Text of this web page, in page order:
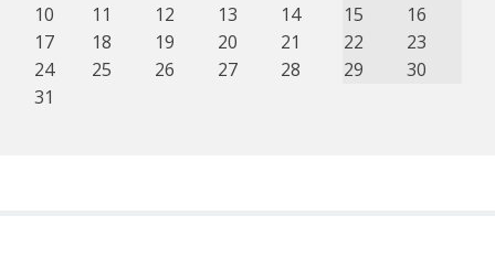
10
11 12 13 14 15
16
17
18 19 20 21 22
23
24
25 26 27 28 29
30
31